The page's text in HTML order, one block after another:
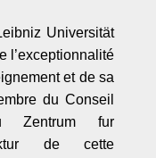
Universität
l ’exceptionnalité
et de sa
du Conseil
Zentrum fur
de cette